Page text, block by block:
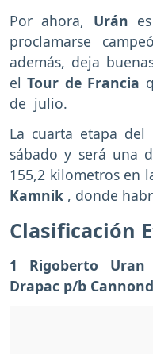
Por ahora, Urán
proclamarse
además, deja
elTour de Francia
de julio.
La cuarta etapa del
sábado y será una
155,2 kilometros en
Kamnik , donde
Clasificación
1 Rigoberto Uran
Drapac p/b